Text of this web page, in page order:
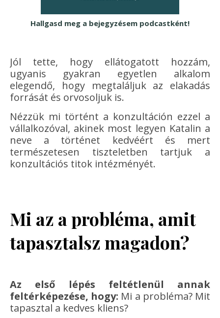
Hallgasd meg a bejegyzésem podcastként!
Jól tette, hogy ellátogatott hozzám,
ugyanis gyakran egyetlen alkalom
elegendő, hogy megtaláljuk az elakadás
forrását és orvosoljuk is.
Nézzük mi történt a konzultáción ezzel a
vállalkozóval, akinek most legyen Katalin a
neve a történet kedvéért és mert
természetesen tiszteletben tartjuk a
konzultációs titok intézményét.
Mi az a probléma, amit
tapasztalsz magadon?
Az első lépés feltétlenül annak
feltérképezése, hogy: Mi a probléma? Mit
tapasztal a kedves kliens?